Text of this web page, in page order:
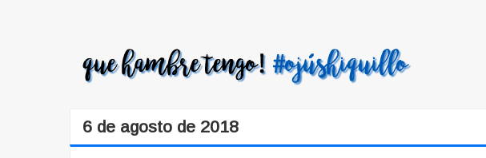
6 de agosto de 2018